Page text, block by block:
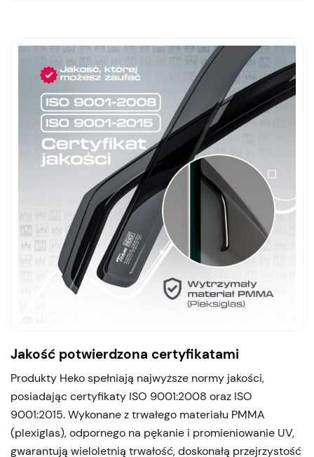
Jakość potwierdzona certyfikatami
Produkty Heko spełniają najwyższe normy jakości,
posiadając certyfikaty ISO 9001:2008 oraz ISO
9001:2015. Wykonane z trwałego materiału PMMA
(plexiglas), odpornego na pękanie i promieniowanie UV,
gwarantują wieloletnią trwałość, doskonałą przejrzystość